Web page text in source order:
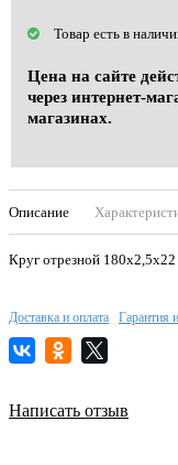
Товар есть в
Цена на сайте
через интернет-
магазинах.
Описание
Круг отрезной
Доставка и оплата Гарантия
Написать отзыв